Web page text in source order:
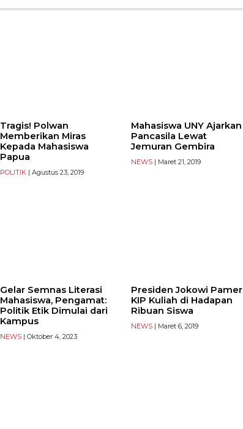
Tragis! Polwan
Memberikan Miras
Kepada Mahasiswa
Papua
POLITIK | Agustus 23, 2019
Mahasiswa UNY Ajarkan
Pancasila Lewat
Jemuran Gembira
NEWS| Maret 21, 2019
Gelar Semnas Literasi
Mahasiswa, Pengamat:
Politik Etik Dimulai dari
Kampus
NEWS | Oktober 4, 2023
Presiden Jokowi Pamer
KIP Kuliah di Hadapan
Ribuan Siswa
NEWS| Maret 6, 2019